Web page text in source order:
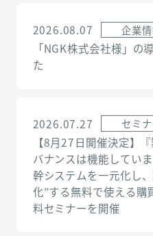
2026.08.07 企業
「NGK株式会社様」の
た
2026.07.27 セミ
【8月27日開催決定】
バナンスは機能してい
幹システムを一元化し
化”する無料で使える購
料セミナーを開催